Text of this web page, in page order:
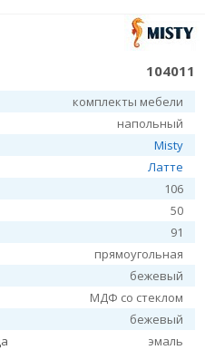
104011
комплекты мебели
напольный
Misty
Латте
106
50
91
прямоугольная
бежевый
МДФ со стеклом
бежевый
эмаль